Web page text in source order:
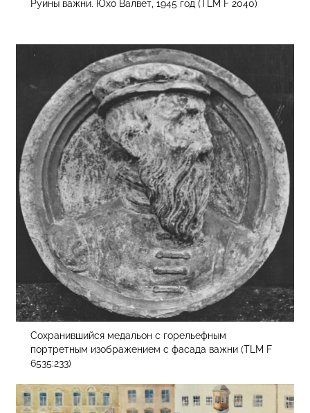
Руины важни. Юхо Валвет, 1945 год (TLM F 2040)
Сохранившийся медальон с горельефным
портретным изображением с фасада важни (TLM F
6535:233)